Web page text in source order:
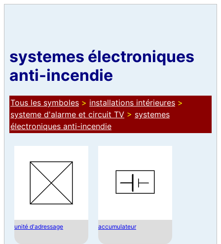
systemes électroniques
anti-incendie
Tous les symboles > installations intérieures >
systeme d'alarme et circuit TV > systemes
électroniques anti-incendie
unité d'adressage accumulateur